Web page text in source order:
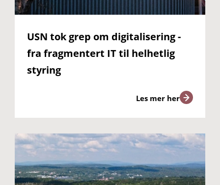
USN tok grep om digitalisering -
fra fragmentert IT til helhetlig
styring
Les mer her